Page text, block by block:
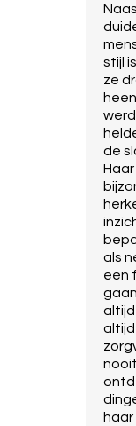
stijl
ze
de
als
een